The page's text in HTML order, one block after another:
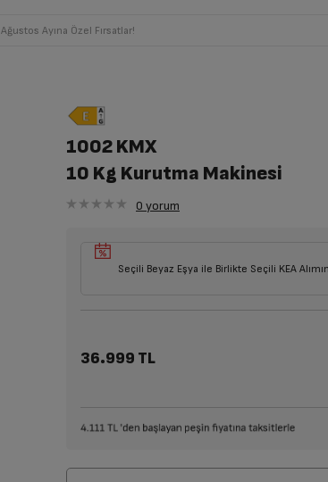
Ağustos Ayına Özel Fırsatlar!
1002 KMX
10 Kg Kurutma Makinesi
0 yorum
Seçili Beyaz Eşya ile Birlikte Seçili KEA
36.999 TL